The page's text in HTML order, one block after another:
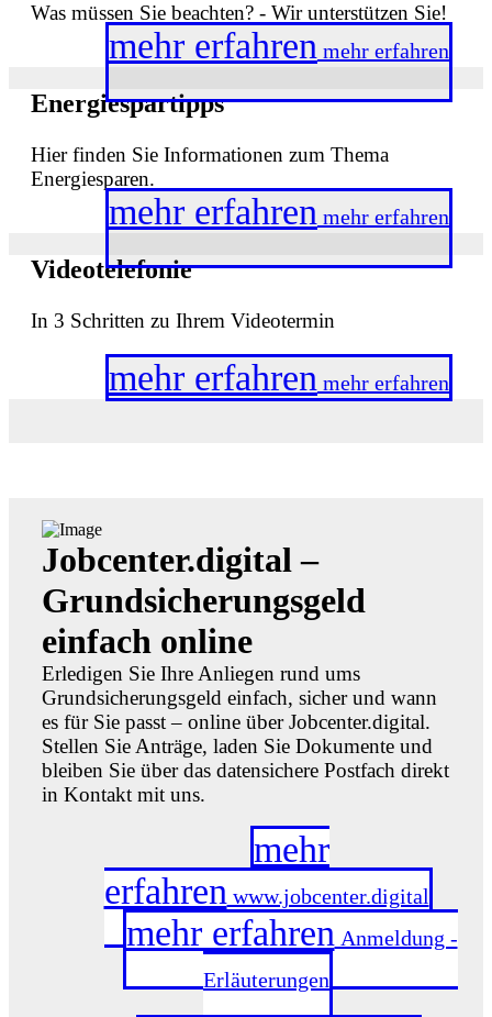
Was müssen Sie beachten? - Wir unterstützen Sie!
mehr erfahren mehr erfahren
Energiespartipps
Hier finden Sie Informationen zum Thema
Energiesparen.
mehr erfahren mehr erfahren
Videotelefonie
In 3 Schritten zu Ihrem Videotermin
mehr erfahren mehr erfahren
Jobcenter.digital –
Grundsicherungsgeld
einfach online
Erledigen Sie Ihre Anliegen rund ums
Grundsicherungsgeld einfach, sicher und wann
es für Sie passt – online über Jobcenter.digital.
Stellen Sie Anträge, laden Sie Dokumente und
bleiben Sie über das datensichere Postfach direkt
in Kontakt mit uns.
mehr
erfahrenwww.jobcenter.digital
mehr erfahrenAnmeldung -
Erläuterungen